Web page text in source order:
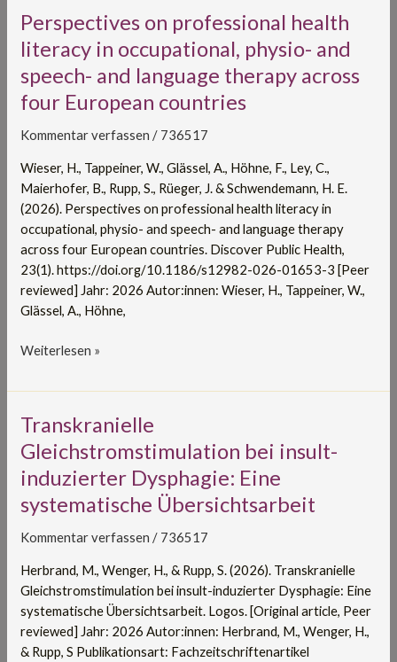
Perspectives on professional health
literacy in occupational, physio- and
speech- and language therapy across
four European countries
Kommentar verfassen / 736517
Wieser, H., Tappeiner, W., Glässel, A., Höhne, F., Ley, C.,
Maierhofer, B., Rupp, S., Rüeger, J. & Schwendemann, H. E.
(2026). Perspectives on professional health literacy in
occupational, physio- and speech- and language therapy
across four European countries. Discover Public Health,
23(1). https://doi.org/10.1186/s12982-026-01653-3 [Peer
reviewed] Jahr: 2026 Autor:innen: Wieser, H., Tappeiner, W.,
Glässel, A., Höhne,
Perspectives
on
professional
health
literacy
occupational,
physio-
and
speech-
language
therapy
across
four
countries
Weiterlesen »
Transkranielle
Gleichstromstimulation bei insult-
induzierter Dysphagie: Eine
systematische Übersichtsarbeit
Kommentar verfassen / 736517
Herbrand, M., Wenger, H., & Rupp, S. (2026). Transkranielle
Gleichstromstimulation bei insult-induzierter Dysphagie: Eine
systematische Übersichtsarbeit. Logos. [Original article, Peer
reviewed] Jahr: 2026 Autor:innen: Herbrand, M., Wenger, H.,
& Rupp, S Publikationsart: Fachzeitschriftenartikel
Transkranielle
Gleichstromstimulation
bei
insult-
induzierter
Eine
systematische
Übersichtsarbeit